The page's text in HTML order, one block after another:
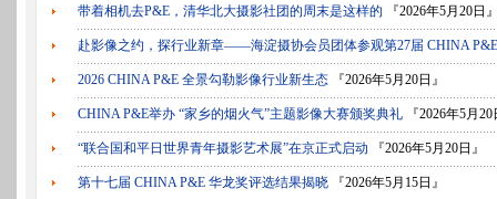
带着相机去P&E，清华北大摄影社团的周末是这样的 『2026年5月20日
赴影像之约，探行业新章——海淀摄协会员团体参观第27届 CHINA P&E
2026 CHINA P&E 全景勾勒影像行业新生态 『2026年5月20日』
CHINA P&E举办 “家乡的烟火气”主题影像大赛颁奖典礼 『2026年5月
“联合国和平日世界青年摄影艺术展”在京正式启动 『2026年5月20日』
第十七届 CHINA P&E 华龙奖评选结果揭晓 『2026年5月15日』